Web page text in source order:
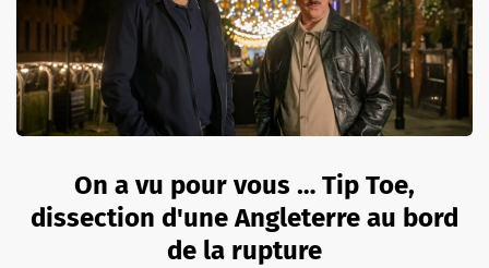
On a vu pour vous … Tip Toe,
dissection d'une Angleterre au bord
de la rupture